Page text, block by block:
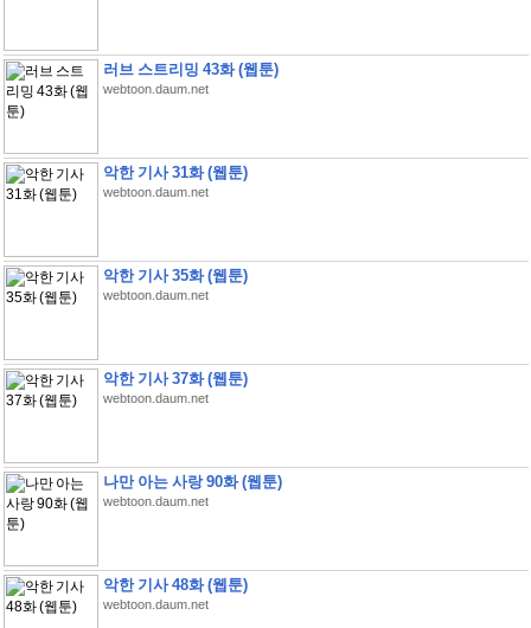
러브 스트리밍 43화 (웹툰)
webtoon.daum.net
악한 기사 31화 (웹툰)
webtoon.daum.net
악한 기사 35화 (웹툰)
webtoon.daum.net
악한 기사 37화 (웹툰)
webtoon.daum.net
나만 아는 사랑 90화 (웹툰)
webtoon.daum.net
악한 기사 48화 (웹툰)
webtoon.daum.net